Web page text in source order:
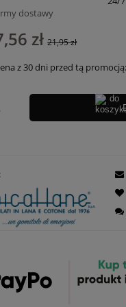
płatności
dostawy
zł 21,95 zł
z 30 dni przed tą promocją:
produkt jest sprzedawany
wyświetlana jest najniższa
kiedy produkt pojawił